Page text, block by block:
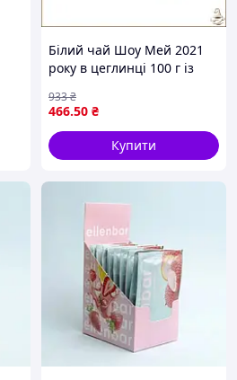
Білий чай Шоу Мей 2021
року в цеглинці 100 г із
цінувальників чаю
466.50 ₴
933₴
Купити